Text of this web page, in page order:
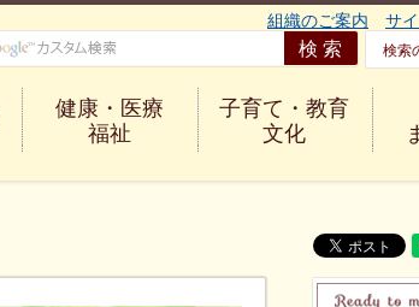
組織のご案内 サ
検索
健康・医療
福祉
子育て・教育
文化